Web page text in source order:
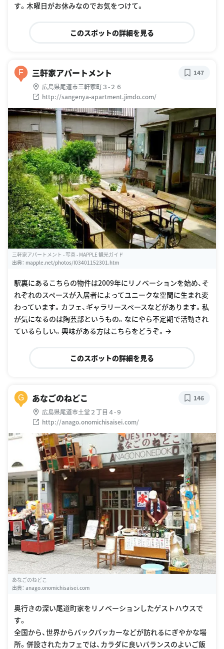
す。木曜日がお休みなのでお気をつけて。
このスポットの詳細を見る
F 三軒家アパートメント
広島県尾道市三軒家町３-２６
http://sangenya-apartment.jimdo.com/
147
三軒家アパートメント - 写真 - MAPPLE 観光ガイド
出典： mapple.net/photos/I03401152301.htm
駅裏にあるこちらの物件は2009年にリノベーションを始め、そ
れぞれのスペースが入居者によってユニークな空間に生まれ変
わっています。カフェ、ギャラリースペースなどがあります。私
が気になるのは陶芸部というもの。なにやら不定期で活動され
ているらしい。興味がある方はこちらをどうぞ。→
このスポットの詳細を見る
G あなごのねどこ
広島県尾道市土堂２丁目４-９
http://anago.onomichisaisei.com/
146
あなごのねどこ
出典： anago.onomichisaisei.com
奥行きの深い尾道町家をリノベーションしたゲストハウスで
す。
全国から、世界からバックパッカーなどが訪れるにぎやかな場
所。併設されたカフェでは、カラダに良いバランスのよいご飯